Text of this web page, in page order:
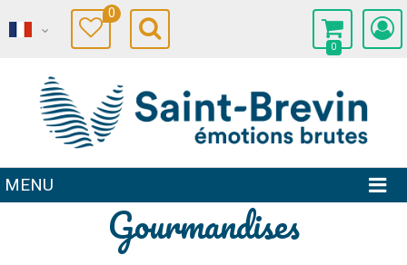
0
0
MENU
Gourmandises